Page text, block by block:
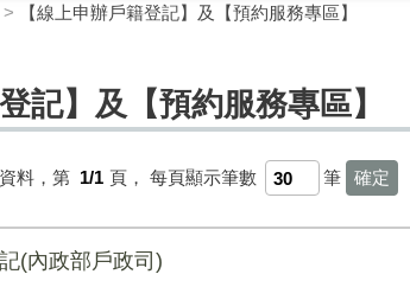
> 【線上申辦戶籍登記】及【預約服務專區】
記】及【預約服務專區】
料，第 1/1 頁， 每頁顯示筆數 筆
(內政部戶政司)